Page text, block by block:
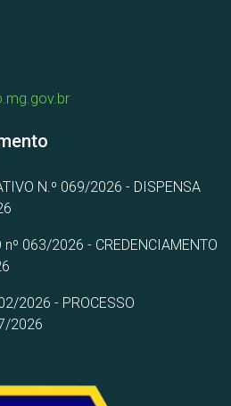
N.º 069/2026 - DISPENSA
nº 063/2026 - CREDENCIAMENTO
2026 - PROCESSO
2026